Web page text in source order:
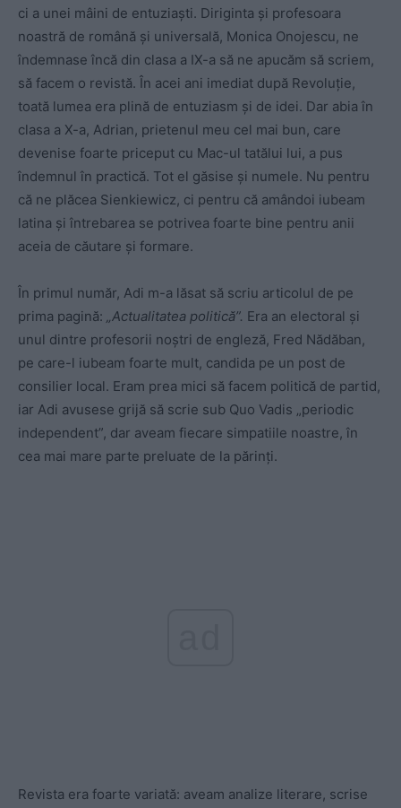
ci a unei mâini de entuziaşti. Diriginta şi profesoara
noastră de română şi universală, Monica Onojescu, ne
îndemnase încă din clasa a IX-a să ne apucăm să scriem,
să facem o revistă. În acei ani imediat după Revoluţie,
toată lumea era plină de entuziasm şi de idei. Dar abia în
clasa a X-a, Adrian, prietenul meu cel mai bun, care
devenise foarte priceput cu Mac-ul tatălui lui, a pus
îndemnul în practică. Tot el găsise şi numele. Nu pentru
că ne plăcea Sienkiewicz, ci pentru că amândoi iubeam
latina şi întrebarea se potrivea foarte bine pentru anii
aceia de căutare şi formare.
În primul număr, Adi m-a lăsat să scriu articolul de pe
prima pagină: „Actualitatea politică”. Era an electoral şi
unul dintre profesorii noştri de engleză, Fred Nădăban,
pe care-l iubeam foarte mult, candida pe un post de
consilier local. Eram prea mici să facem politică de partid,
iar Adi avusese grijă să scrie sub Quo Vadis „periodic
independent”, dar aveam fiecare simpatiile noastre, în
cea mai mare parte preluate de la părinţi.
Revista era foarte variată: aveam analize literare, scrise